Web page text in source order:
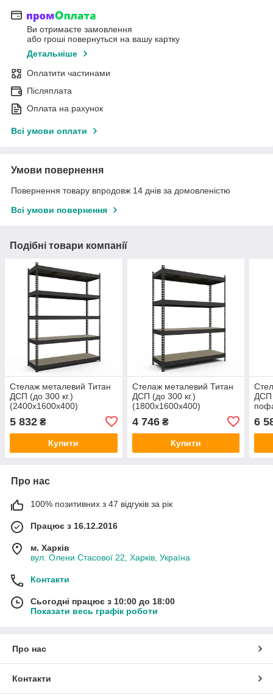
Ви отримаєте замовлення
або гроші повернуться на вашу картку
Детальніше
Оплатити частинами
Післяплата
Оплата на рахунок
Всі умови оплати
Умови повернення
Повернення товару впродовж 14 днів за домовленістю
Всі умови повернення
Подібні товари компанії
Стелаж металевий Титан
ДСП (до 300 кг.)
(2400х1600х400)
5 832 ₴
Купити
Стелаж металевий Титан
ДСП (до 300 кг.)
(1800х1600х400)
4 746₴
Купити
ДСП
6
Про нас
100% позитивних з 47 відгуків за рік
Працює з 16.12.2016
м. Харків
вул. Олени Стасової 22, Харків, Україна
Контакти
Сьогодні працює з 10:00 до 18:00
Показати весь графік роботи
Про нас
Контакти